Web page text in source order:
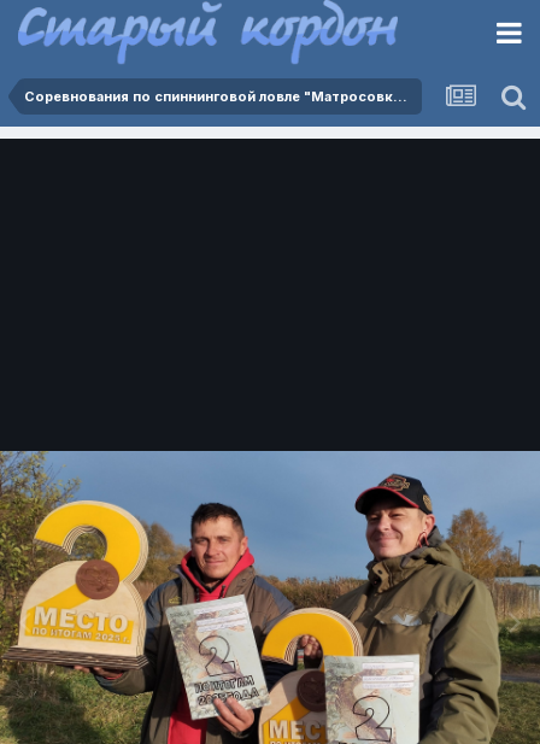
Соревнования по спиннинговой ловле "Матросовка - Ржевка 25.10.2025"